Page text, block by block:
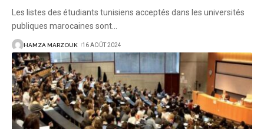
Les listes des étudiants tunisiens acceptés dans les universités
publiques marocaines sont
HAMZA MARZOUK 16 AOÛT 2024